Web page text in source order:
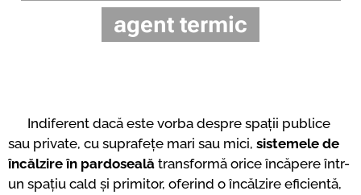
agent termic
Indiferent dacă este vorba despre spații publice
sau private, cu suprafețe mari sau mici, sistemele de
încălzire în pardoseală transformă orice încăpere într-
un spațiu cald și primitor, oferind o încălzire eficientă,